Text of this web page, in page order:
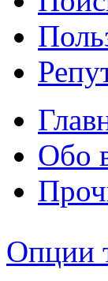
Обо
Опции